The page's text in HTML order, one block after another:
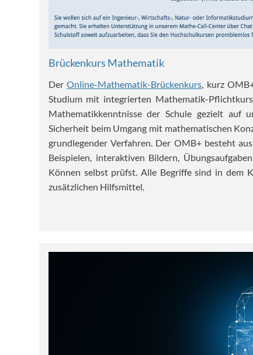
Brückenkurs Mathematik
DerOnline-Mathematik-Brückenkurs, kurz
Studium mit integrierten Mathematik-
Mathematikkenntnisse der Schule gezielt auf
Sicherheit beim Umgang mit mathematischen
grundlegender Verfahren. Der OMB+ besteht
Beispielen, interaktiven Bildern,
Können selbst prüfst. Alle Begriffe sind in dem
zusätzlichen Hilfsmittel.